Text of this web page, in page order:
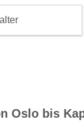
Oslo bis